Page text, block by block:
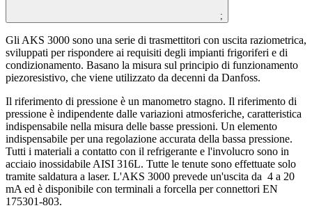
;
Gli AKS 3000 sono una serie di trasmettitori con uscita raziometrica,
sviluppati per rispondere ai requisiti degli impianti frigoriferi e di
condizionamento. Basano la misura sul principio di funzionamento
piezoresistivo, che viene utilizzato da decenni da Danfoss.
Il riferimento di pressione è un manometro stagno. Il riferimento di
pressione è indipendente dalle variazioni atmosferiche, caratteristica
indispensabile nella misura delle basse pressioni. Un elemento
indispensabile per una regolazione accurata della bassa pressione.
Tutti i materiali a contatto con il refrigerante e l'involucro sono in
acciaio inossidabile AISI 316L. Tutte le tenute sono effettuate solo
tramite saldatura a laser. L'AKS 3000 prevede un'uscita da 4 a 20
mA ed è disponibile con terminali a forcella per connettori EN
175301-803.